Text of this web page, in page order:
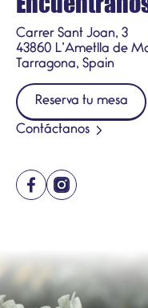
Carrer Sant Joan, 3
43860 L’Ametlla de
Tarragona, Spain
Reserva tu mesa
Contáctanos